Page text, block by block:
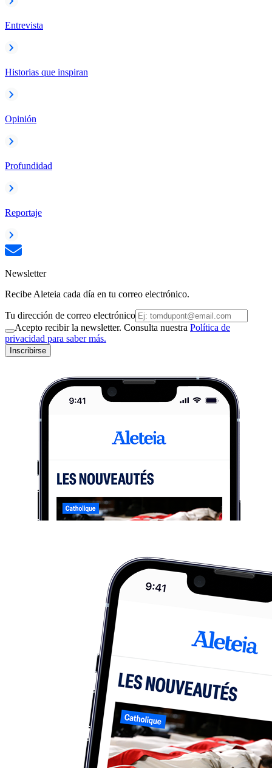
Entrevista
Historias que inspiran
Opinión
Profundidad
Reportaje
Newsletter
Recibe Aleteia cada día en tu correo electrónico.
Tu dirección de correo electrónico
Acepto recibir la newsletter. Consulta nuestra Política de
privacidad para saber más.
Inscribirse